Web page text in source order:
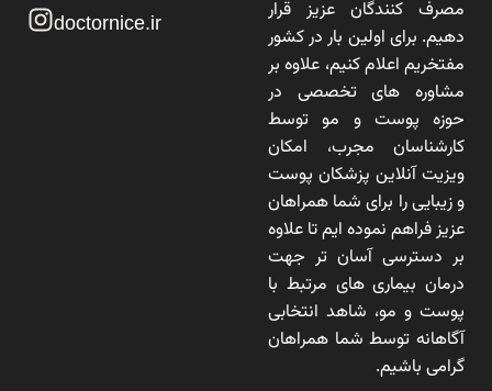
مصرف کنندگان عزیز قرار
دهیم. برای اولین بار در کشور
مفتخریم اعلام کنیم، علاوه بر
مشاوره های تخصصی در
حوزه پوست و مو توسط
کارشناسان مجرب، امکان
ویزیت آنلاین پزشکان پوست
و زیبایی را برای شما همراهان
عزیز فراهم نموده ایم تا علاوه
بر دسترسی آسان تر جهت
درمان بیماری های مرتبط با
پوست و مو، شاهد انتخابی
آگاهانه توسط شما همراهان
گرامی باشیم.
doctornice.ir